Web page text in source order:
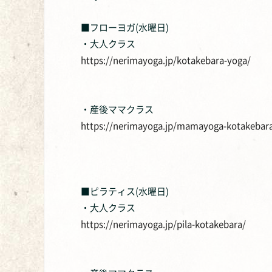
■フローヨガ(水曜日)
・大人クラス
https://nerimayoga.jp/kotakebara-yoga/
・産後ママクラス
https://nerimayoga.jp/mamayoga-
■ピラティス(水曜日)
・大人クラス
https://nerimayoga.jp/pila-kotakebara/